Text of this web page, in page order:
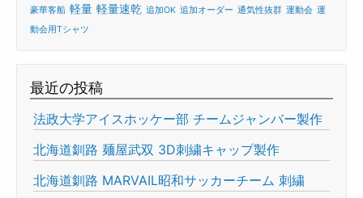
豪華客船 軽量 軽量速乾 追加OK 追加オーダー 通気性抜群 運動会 運
動会用Tシャツ
最近の投稿
法政大学アイスホッケー部 チームジャンバー製作
北海道釧路 麺屋武双 3D刺繍キャップ製作
北海道釧路 MARVAIL昭和サッカーチーム 刺繍